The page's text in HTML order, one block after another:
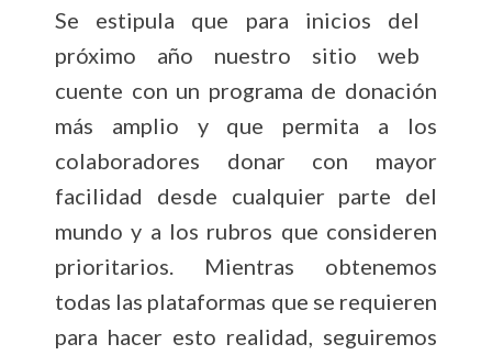
Se estipula que para inicios del
próximo año nuestro sitio web
cuente con un programa de donación
más amplio y que permita a los
colaboradores donar con mayor
facilidad desde cualquier parte del
mundo y a los rubros que consideren
prioritarios. Mientras obtenemos
todas las plataformas que se requieren
para hacer esto realidad, seguiremos